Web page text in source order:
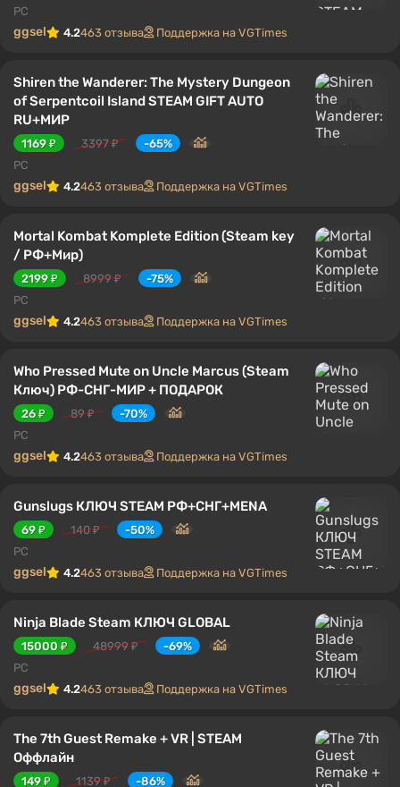
PC
ggsel 4.2463 отзыва Поддержка на VGTimes
Shiren the Wanderer: The Mystery Dungeon
of Serpentcoil Island STEAM GIFT AUTO
RU+МИР
1169 ₽ 3397 ₽
-65%
PC
ggsel 4.2463 отзыва Поддержка на VGTimes
Mortal Kombat Komplete Edition (Steam key
/ РФ+Мир)
2199 ₽ 8999 ₽
-75%
PC
ggsel 4.2463 отзыва Поддержка на VGTimes
Who Pressed Mute on Uncle Marcus (Steam
Ключ) РФ-СНГ-МИР + ПОДАРОК
26 ₽ 89 ₽
-70%
PC
ggsel 4.2463 отзыва Поддержка на VGTimes
Gunslugs КЛЮЧ STEAM РФ+СНГ+MENA
69 ₽ 140 ₽
-50%
PC
ggsel 4.2463 отзыва Поддержка на VGTimes
Ninja Blade Steam КЛЮЧ GLOBAL
15000 ₽ 48999 ₽
-69%
PC
ggsel 4.2463 отзыва Поддержка на VGTimes
The 7th Guest Remake + VR | STEAM
Оффлайн
149 ₽ 1139 ₽ -86%